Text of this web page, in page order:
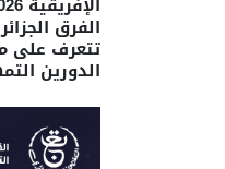
الفرق
تتعرف على
الدورين